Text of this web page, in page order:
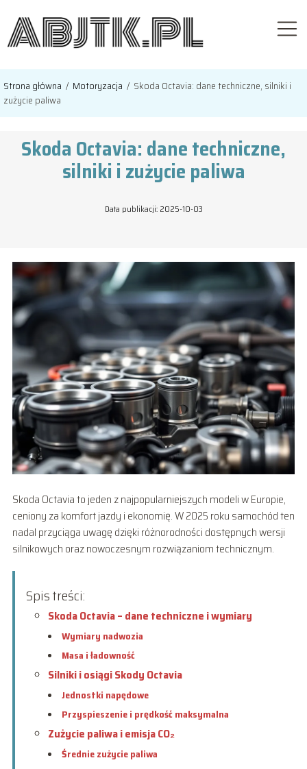
Strona główna / Motoryzacja / Skoda Octavia: dane techniczne, silniki i
zużycie paliwa
Skoda Octavia: dane techniczne,
silniki i zużycie paliwa
Data publikacji: 2025-10-03
Skoda Octavia to jeden z najpopularniejszych modeli w Europie,
ceniony za komfort jazdy i ekonomię. W 2025 roku samochód ten
nadal przyciąga uwagę dzięki różnorodności dostępnych wersji
silnikowych oraz nowoczesnym rozwiązaniom technicznym.
Spis treści:
Skoda Octavia – dane techniczne i wymiary
Wymiary nadwozia
Masa i ładowność
Silniki i osiągi Skody Octavia
Jednostki napędowe
Przyspieszenie i prędkość maksymalna
Zużycie paliwa i emisja CO₂
Średnie zużycie paliwa